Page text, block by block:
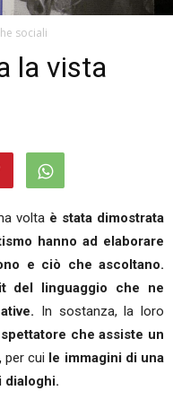
sociali
la vista
volta è stata dimostrata
hanno ad elaborare
e ciò che ascoltano.
del linguaggio che ne
In sostanza, la loro
che assiste un
per cui le immagini di una
dialoghi.